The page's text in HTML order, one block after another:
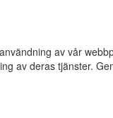
av vår
av deras tjänster.